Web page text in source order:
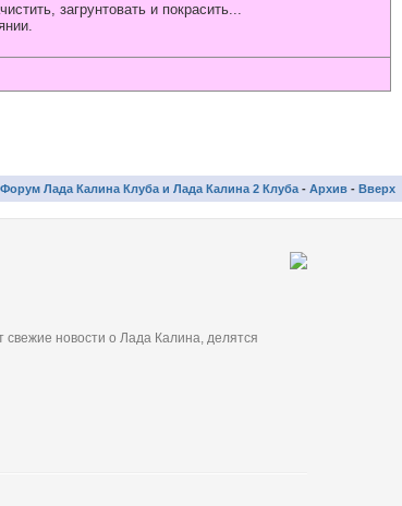
загрунтовать и покрасить...
Лада Калина Клуба и Лада Калина 2 Клуба - Архив - Вверх
новости о Лада Калина, делятся